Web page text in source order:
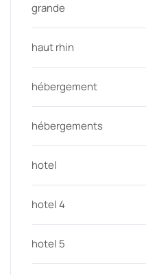
grande
haut rhin
hébergement
hébergements
hotel
hotel 4
hotel 5